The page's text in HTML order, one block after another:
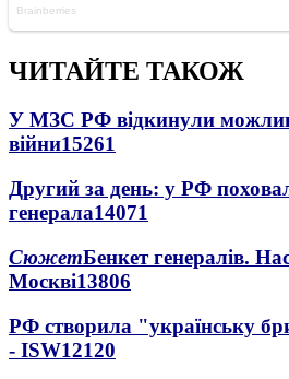
ЧИТАЙТЕ ТАКОЖ
У МЗС РФ відкинули
війни15261
Другий за день: у РФ
генерала14071
СюжетБенкет генералів.
Москві13806
РФ створила "українську
- ISW12120